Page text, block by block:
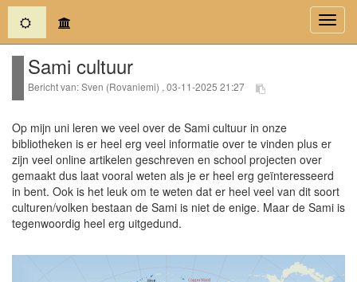
(current)
Sami cultuur
Bericht van: Sven (Rovaniemi) , 03-11-2025 21:27
Op mijn uni leren we veel over de Sami cultuur in onze
bibliotheken is er heel erg veel informatie over te vinden plus er
zijn veel online artikelen geschreven en school projecten over
gemaakt dus laat vooral weten als je er heel erg geïnteresseerd
in bent. Ook is het leuk om te weten dat er heel veel van dit soort
culturen/volken bestaan de Sami is niet de enige. Maar de Sami is
tegenwoordig heel erg uitgedund.